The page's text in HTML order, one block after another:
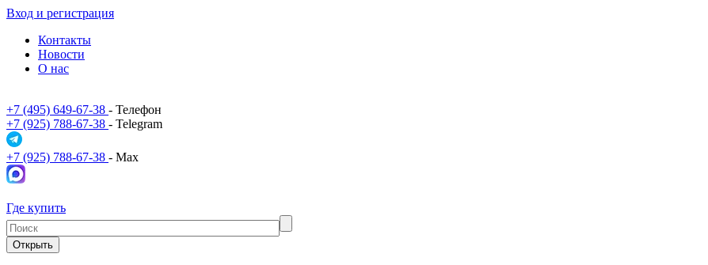
Вход и регистрация
Контакты
Новости
О нас
+7 (495) 649-67-38 - Телефон
+7 (925) 788-67-38 - Telegram
+7 (925) 788-67-38 - Max
Где купить
Открыть